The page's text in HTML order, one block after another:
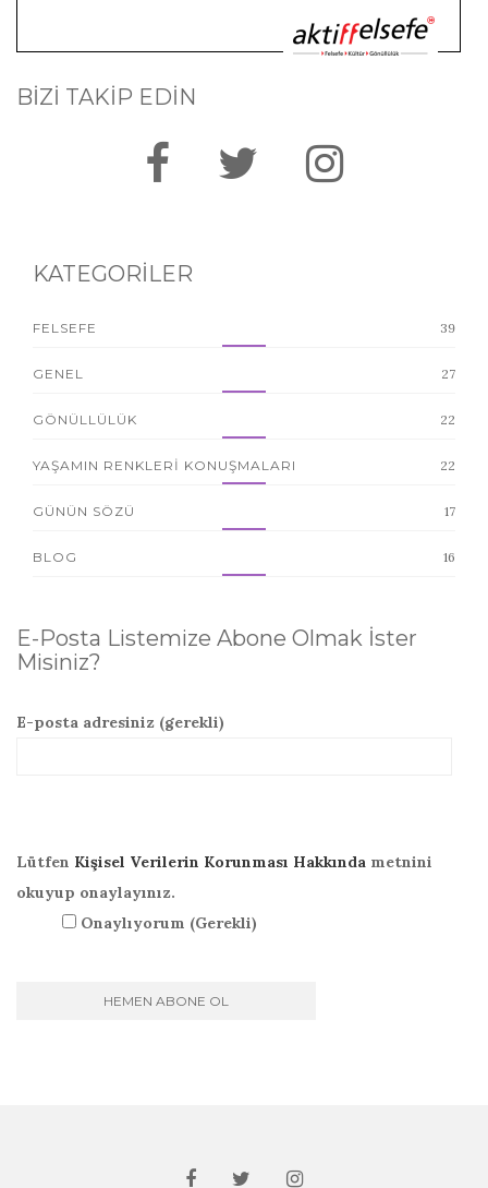
BİZİ TAKİP EDİN
KATEGORİLER
FELSEFE 39
GENEL 27
GÖNÜLLÜLÜK 22
YAŞAMIN RENKLERI KONUŞMALARI 22
GÜNÜN SÖZÜ 17
BLOG 16
E-Posta Listemize Abone Olmak İster
Misiniz?
E-posta adresiniz (gerekli)
Lütfen Kişisel Verilerin Korunması Hakkında metnini
okuyup onaylayınız.
Onaylıyorum (Gerekli)